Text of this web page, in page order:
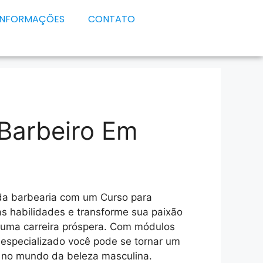
CONTATO
Em
barbearia com um Curso para
habilidades e transforme sua paixão
carreira próspera. Com módulos
você pode se tornar um
mundo da beleza masculina.